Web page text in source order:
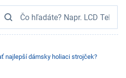
najlepší dámsky holiaci strojček?